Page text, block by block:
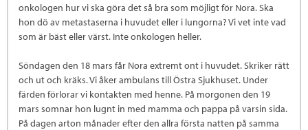
onkologen hur vi ska göra det så bra som möjligt för Nora. Ska
hon dö av metastaserna i huvudet eller i lungorna? Vi vet inte vad
som är bäst eller värst. Inte onkologen heller.
Söndagen den 18 mars får Nora extremt ont i huvudet. Skriker rätt
och ut och kräks. Vi åker ambulans till Östra Sjukhuset. Under
färden förlorar vi kontakten med henne. På morgonen den 19
mars somnar hon lugnt in med mamma och pappa på varsin sida.
På dagen arton månader efter den allra första natten på samma